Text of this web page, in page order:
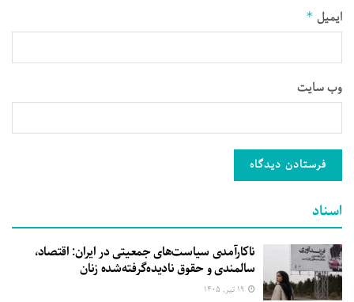
ایمیل *
وب‌ سایت
اسناد
ناکارآمدی سیاست‌های جمعیتی در ایران: اقتصاد،
سالمندی و حقوق نادیده‌گرفته‌شده زنان